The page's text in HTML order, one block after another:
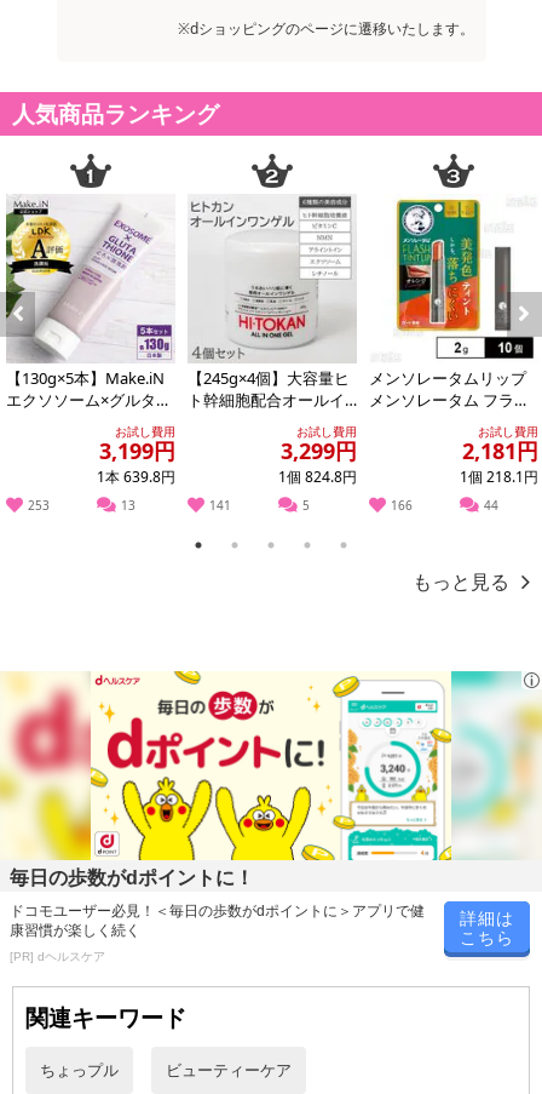
了により、商品詳細内に記載の原産国・原材料の表記が旧表記の場
あらかじめご了承いただいた上でお申込みください。なお、本理由
によるお申込み後のキャンセル・返品交換は対応いたしかねます。
【お支払いについて】
※お支払い方法は、電話料金合算払い、クレジットカード、dポイン
トの利用となります。
【発送・お届け・商品について】
※お申込み頂きました商品の同梱、お届けの日時指定はいたしかね
ます。
※会員様のご都合でお受取りいただけない場合、商品の再発送や返
金はいたしかねます。
また、お届け日時のご指定は、お受けできません。宅配業者からの
不在票にてご対応ください。
※発送予定日は前後する場合がございます。また商品によって発送
※dショッピングサンプル百貨店よりお届けする商品は、ご利用いた
だいた後のご感想をいただくことを目的としており、転売等は固く
止させていただきます。
発送日カレンダー
休業日
その他共通および商品カテゴリー別注意事項（※必ずご確認くだ
※dショッピングのページに遷移いたします。
人気商品ランキング
Previous
【130g×5本】Make.iN
エクソソーム×グルタチ
オン どろ×泡洗顔お試し費用
3,199円
1本 639.8円
253 13
【245g×4個】大容量ヒ
ト幹細胞配合オールイ
お試し費用
3,299円
1個 824.8円
141 5
メンソレータムリップ
メンソレータム フラッ
シュティントリップ オ
お試し費用
2,181円
1個 218.1円
166 44
Next
1 2 3 4 5
もっと見る
毎日の歩数がdポイントに！
ドコモユーザー必見！＜毎日の歩数がdポイントに＞アプリで健
康習慣が楽しく続く
[PR] dヘルスケア
詳細は
こちら
関連キーワード
ちょっプル ビューティーケア